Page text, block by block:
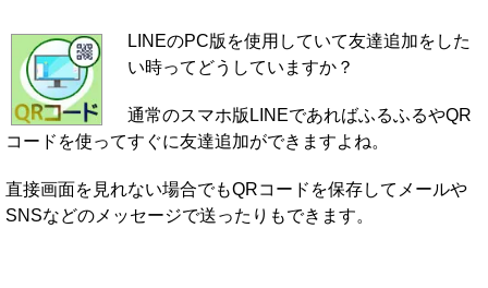
LINEのPC版を使用していて友達追加をした
い時ってどうしていますか？
通常のスマホ版LINEであればふるふるやQR
コードを使ってすぐに友達追加ができますよね。
直接画面を見れない場合でもQRコードを保存してメールや
SNSなどのメッセージで送ったりもできます。